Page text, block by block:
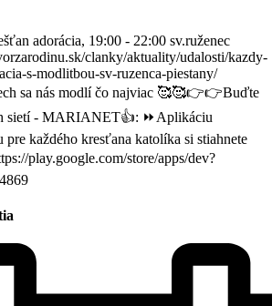
adorácia, 19:00 - 22:00 sv.ruženec
clanky/aktuality/udalosti/kazdy-
s-modlitbou-sv-ruzenca-piestany/
sa nás modlí čo najviac 🥰🥰👉👉Buďte
sietí - MARIANET👍: ⏩️Aplikáciu
pre každého kresťana katolíka si stiahnete
play.google.com/store/apps/dev?